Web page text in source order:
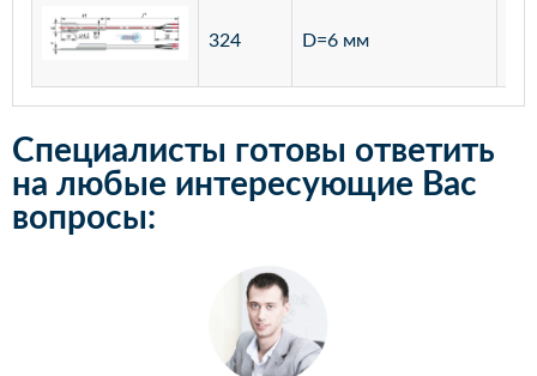
324 D=6 мм
Специалисты готовы ответить
на любые интересующие Вас
вопросы: